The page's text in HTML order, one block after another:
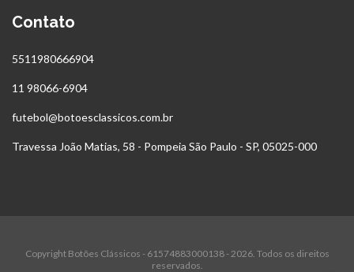
Contato
5511980666904
11 98066-6904
futebol@botoesclassicos.com.br
Travessa João Matias, 58 - Pompeia São Paulo - SP, 05025-000
Copyright Botões Clássicos - 61574883000138 - 2026. Todos os direitos
reservados.